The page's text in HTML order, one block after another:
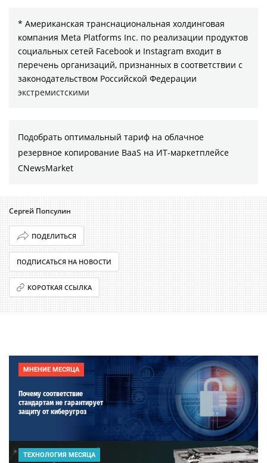
* Американская транснациональная холдинговая
компания Meta Platforms Inc. по реализации продуктов
социальных сетей Facebook и Instagram входит в
перечень организаций, признанных в соответствии с
законодательством Российской Федерации
экстремистскими
Подобрать оптимальный тариф на облачное
резервное копирование BaaS на ИТ-маркетплейсе
CNewsMarket
Сергей Попсулин
ПОДЕЛИТЬСЯ
ПОДПИСАТЬСЯ НА НОВОСТИ
КОРОТКАЯ ССЫЛКА
МНЕНИЕ МЕСЯЦА
Почему соответствие
стандартам не гарантирует
защиту от киберугроз
ТЕХНОЛОГИЯ МЕСЯЦА